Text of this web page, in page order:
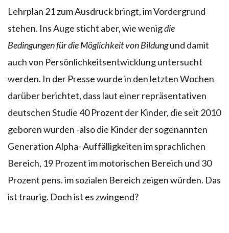
Lehrplan 21 zum Ausdruck bringt, im Vordergrund
stehen. Ins Auge sticht aber, wie wenigdie
Bedingungen für die Möglichkeit von Bildungund damit
auch von Persönlichkeitsentwicklung untersucht
werden. In der Presse wurde in den letzten Wochen
darüber berichtet, dass laut einer repräsentativen
deutschen Studie 40 Prozent der Kinder, die seit 2010
geboren wurden -also die Kinder der sogenannten
Generation Alpha- Auffälligkeiten im sprachlichen
Bereich, 19 Prozent im motorischen Bereich und 30
Prozent pens. im sozialen Bereich zeigen würden. Das
ist traurig. Doch ist es zwingend?